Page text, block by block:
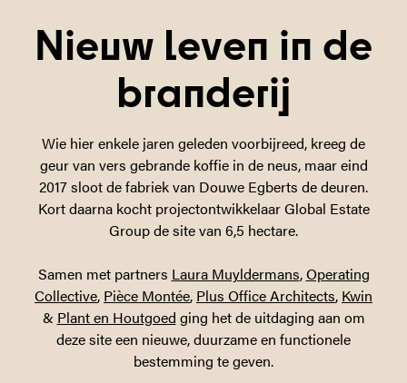
Nieuw leven in de
branderij
Wie hier enkele jaren geleden voorbijreed, kreeg de
geur van vers gebrande koffie in de neus, maar eind
2017 sloot de fabriek van Douwe Egberts de deuren.
Kort daarna kocht projectontwikkelaar Global Estate
Group de site van 6,5 hectare.
Samen met partners Laura Muyldermans,Operating
Collective, Pièce Montée, Plus Office Architects, Kwin
& Plant en Houtgoed ging het de uitdaging aan om
deze site een nieuwe, duurzame en functionele
bestemming te geven.